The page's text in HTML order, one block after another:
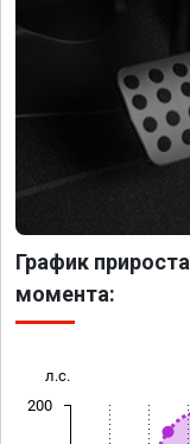
График
момента:
л.с.
200